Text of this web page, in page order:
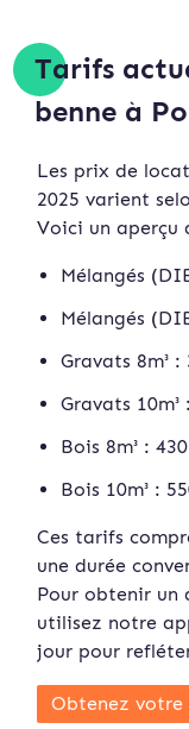
Tarifs
benne à
Les prix de
2025 varient
Voici un
Mélangés
Mélangés
Gravats 8m³ :
Gravats 10m³
Bois 8m³ :
Bois 10m³ :
Ces tarifs
une durée
Pour obtenir un
utilisez notre
jour pour
Obtenez votre